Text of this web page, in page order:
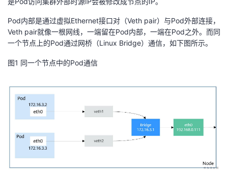
的
博
我
的
坛
我
圈
子
的
直
我
的
动
我
关
的
我
Pod内部是通过虚拟Ethernet接口对（Veth pair）与Pod外部连接，
Veth pair就像一根网线，一端留在Pod内部，一端在Pod之外。而同
一个节点上的Pod通过网桥（Linux Bridge）通信，如下图所示。
图1 同一个节点中的Pod通信